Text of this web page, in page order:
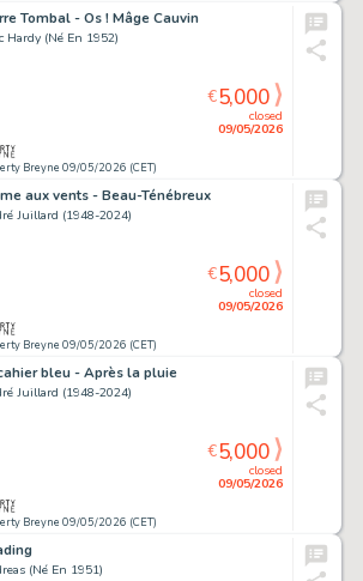
Tombal - Os ! Mâge Cauvin
Hardy (Né En 1952)
Breyne 09/05/2026 (CET)
closed
09/05/2026
€5,000
aux vents - Beau-Ténébreux
Juillard (1948-2024)
Breyne 09/05/2026 (CET)
closed
09/05/2026
€5,000
bleu - Après la pluie
Juillard (1948-2024)
Breyne 09/05/2026 (CET)
closed
09/05/2026
€5,000
(Né En 1951)